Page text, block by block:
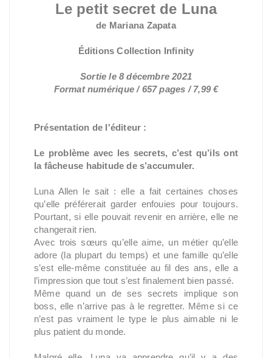
Le petit secret de Luna
de Mariana Zapata
Éditions Collection Infinity
Sortie le 8 décembre 2021
Format numérique / 657 pages / 7,99 €
Présentation de l'éditeur :
Le problème avec les secrets, c’est qu’ils ont
la fâcheuse habitude de s’accumuler.
Luna Allen le sait : elle a fait certaines choses
qu’elle préférerait garder enfouies pour toujours.
Pourtant, si elle pouvait revenir en arrière, elle ne
changerait rien.
Avec trois sœurs qu’elle aime, un métier qu’elle
adore (la plupart du temps) et une famille qu’elle
s’est elle-même constituée au fil des ans, elle a
l’impression que tout s’est finalement bien passé.
Même quand un de ses secrets implique son
boss, elle n’arrive pas à le regretter. Même si ce
n’est pas vraiment le type le plus aimable ni le
plus patient du monde.